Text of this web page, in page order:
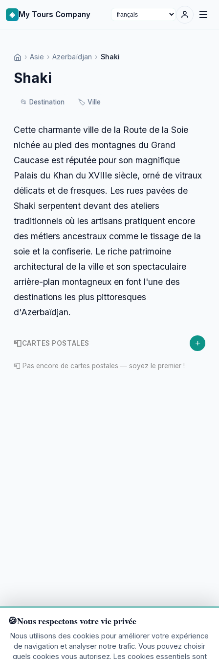
◈ My Tours Company
Select language
› Asie › Azerbaïdjan › Shaki
Shaki
📂 Destination 🏷️ Ville
Cette charmante ville de la Route de la Soie
nichée au pied des montagnes du Grand
Caucase est réputée pour son magnifique
Palais du Khan du XVIIIe siècle, orné de vitraux
délicats et de fresques. Les rues pavées de
Shaki serpentent devant des ateliers
traditionnels où les artisans pratiquent encore
des métiers ancestraux comme le tissage de la
soie et la confiserie. Le riche patrimoine
architectural de la ville et son spectaculaire
arrière-plan montagneux en font l'une des
destinations les plus pittoresques
d'Azerbaïdjan.
📮CARTES POSTALES +
📮 Pas encore de cartes postales — soyez le premier !
Nous respectons votre vie privée
Nous utilisons des cookies pour améliorer votre expérience
de navigation et analyser notre trafic. Vous pouvez choisir
quels cookies vous autorisez. Les cookies essentiels sont